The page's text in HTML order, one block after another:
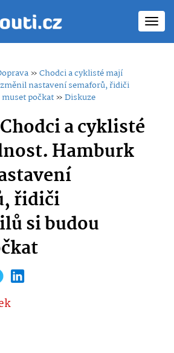
»Chodci a cyklisté mají
nastavení semaforů, řidiči
počkat»Diskuze
Chodci a cyklisté
Hamburk
řidiči
si budou